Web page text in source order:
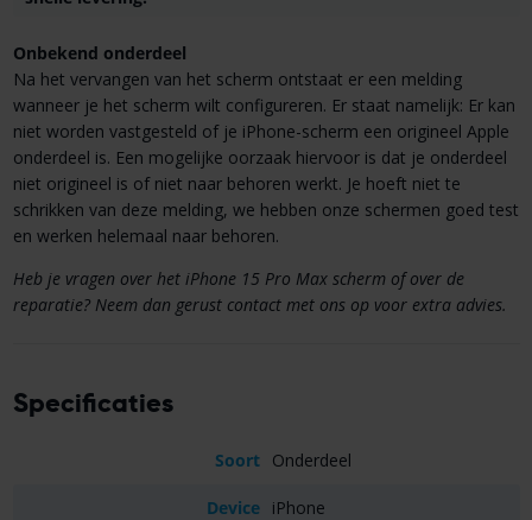
Onbekend onderdeel
Na het vervangen van het scherm ontstaat er een melding
wanneer je het scherm wilt configureren. Er staat namelijk: Er kan
niet worden vastgesteld of je iPhone-scherm een origineel Apple
onderdeel is. Een mogelijke oorzaak hiervoor is dat je onderdeel
niet origineel is of niet naar behoren werkt. Je hoeft niet te
schrikken van deze melding, we hebben onze schermen goed test
en werken helemaal naar behoren.
Heb je vragen over het iPhone 15 Pro Max scherm of over de
reparatie? Neem dan gerust contact met ons op voor extra advies.
Specificaties
Soort Onderdeel
Device iPhone